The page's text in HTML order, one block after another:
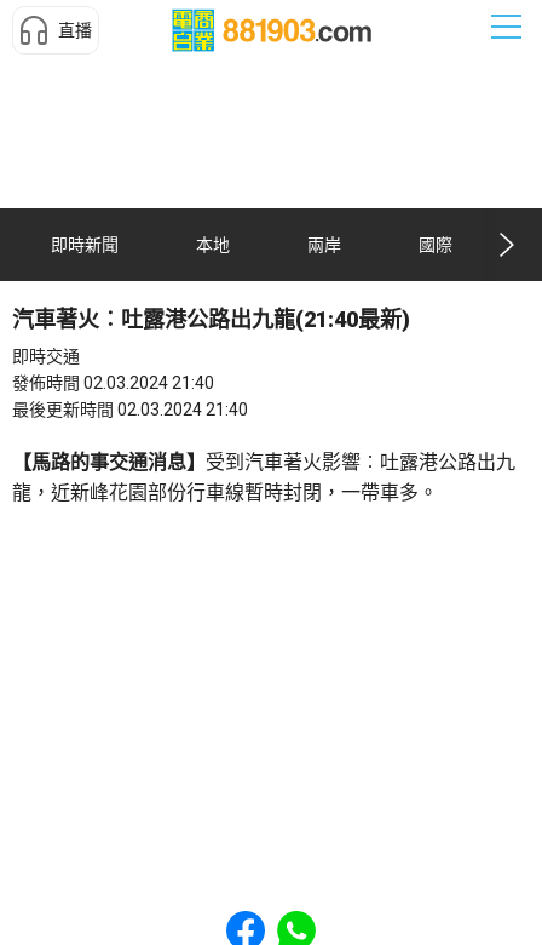
直播
即時新聞 本地 兩岸 國際
汽車著火︰吐露港公路出九龍(21:40最新)
即時交通
發佈時間 02.03.2024 21:40
最後更新時間 02.03.2024 21:40
【馬路的事交通消息】 受到汽車著火影響︰吐露港公路出九
龍，近新峰花園部份行車線暫時封閉，一帶車多。
Share to Facebook
Share to WhatsApp